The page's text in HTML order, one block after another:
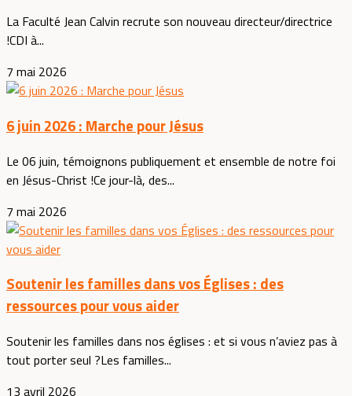
La Faculté Jean Calvin recrute son nouveau directeur/directrice
!CDI à...
7 mai 2026
6 juin 2026 : Marche pour Jésus
Le 06 juin, témoignons publiquement et ensemble de notre foi
en Jésus-Christ !Ce jour-là, des...
7 mai 2026
Soutenir les familles dans vos Églises : des
ressources pour vous aider
Soutenir les familles dans nos églises : et si vous n’aviez pas à
tout porter seul ?Les familles...
13 avril 2026